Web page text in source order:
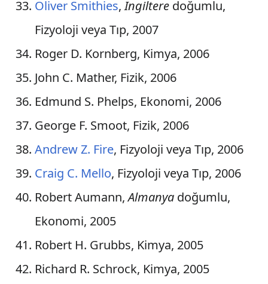
Hong Kong
İzlanda
Kenya
Letonya
Kuzey Makedonya
Fas
Myanmar
Nijerya
Filistin
Oliver Smithies,İngilteredoğumlu,
Fizyoloji veya Tıp, 2007
Roger D. Kornberg, Kimya, 2006
John C. Mather, Fizik, 2006
Edmund S. Phelps, Ekonomi, 2006
George F. Smoot, Fizik, 2006
Andrew Z. Fire, Fizyoloji veya Tıp, 2006
Craig C. Mello, Fizyoloji veya Tıp, 2006
Robert Aumann,Almanyadoğumlu,
Ekonomi, 2005
Robert H. Grubbs, Kimya, 2005
Richard R. Schrock, Kimya, 2005